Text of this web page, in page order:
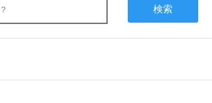
検索